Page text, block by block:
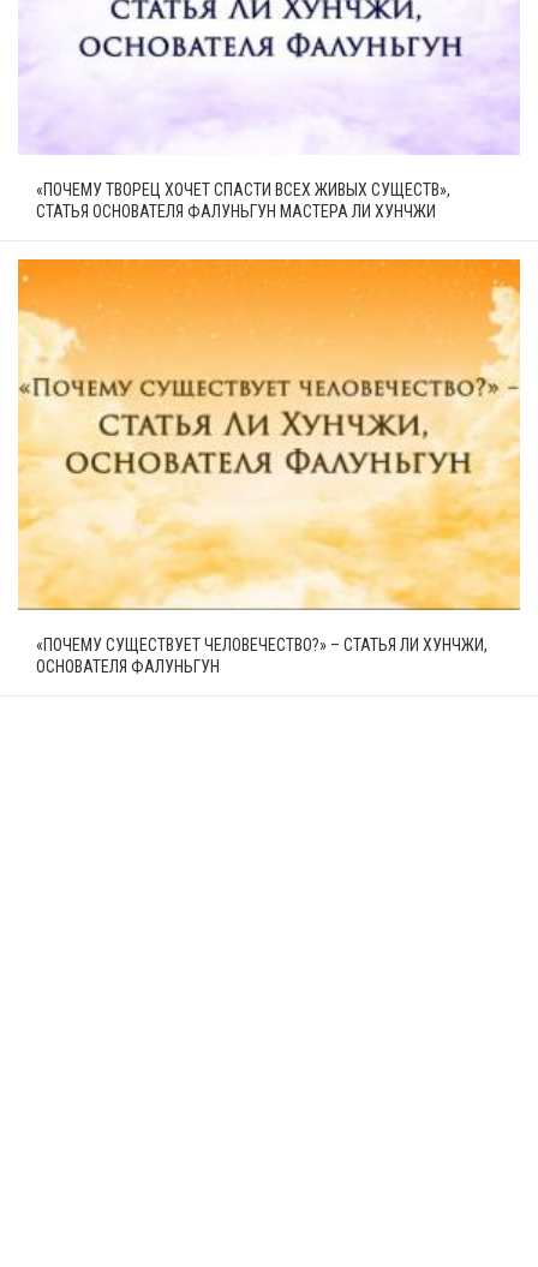
«ПОЧЕМУ ТВОРЕЦ ХОЧЕТ СПАСТИ ВСЕХ ЖИВЫХ СУЩЕСТВ»,
СТАТЬЯ ОСНОВАТЕЛЯ ФАЛУНЬГУН МАСТЕРА ЛИ ХУНЧЖИ
«ПОЧЕМУ СУЩЕСТВУЕТ ЧЕЛОВЕЧЕСТВО?» – СТАТЬЯ ЛИ ХУНЧЖИ,
ОСНОВАТЕЛЯ ФАЛУНЬГУН